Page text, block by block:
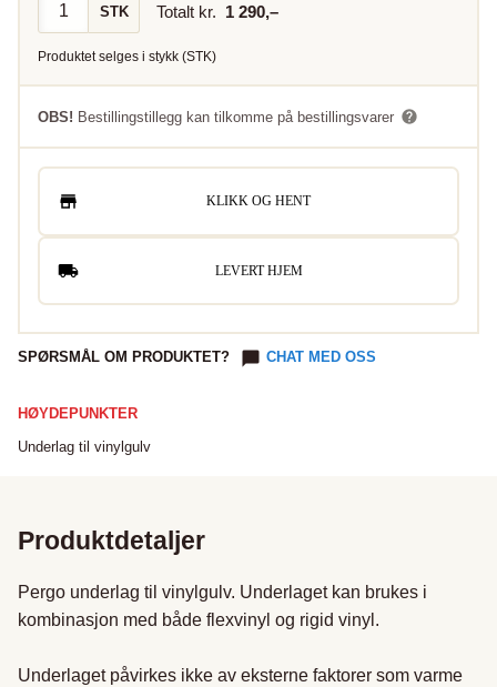
STK Totalt kr. 1 290,–
Produktet selges i stykk (STK)
OBS! Bestillingstillegg kan tilkomme på bestillingsvarer
KLIKK OG HENT
LEVERT HJEM
SPØRSMÅL OM PRODUKTET? CHAT MED OSS
HØYDEPUNKTER
Underlag til vinylgulv
Produktdetaljer
Pergo underlag til vinylgulv. Underlaget kan brukes i
kombinasjon med både flexvinyl og rigid vinyl.
Underlaget påvirkes ikke av eksterne faktorer som varme